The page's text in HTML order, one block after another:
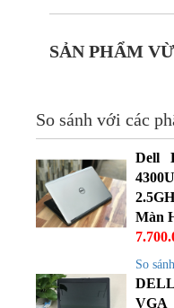
SẢN PHẨM
So sánh với các
Dell
Màn
So
VGA